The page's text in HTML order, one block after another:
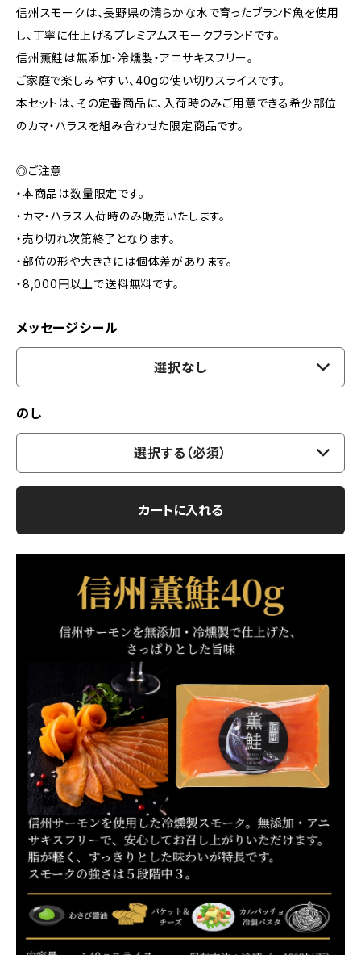
信州スモークは、長野県の清らかな水で育ったブランド魚を使用
し、丁寧に仕上げるプレミアムスモークブランドです。
信州薫鮭は無添加・冷燻製・アニサキスフリー。
ご家庭で楽しみやすい、40gの使い切りスライスです。
本セットは、その定番商品に、入荷時のみご用意できる希少部位
のカマ・ハラスを組み合わせた限定商品です。
◎ご注意
・本商品は数量限定です。
・カマ・ハラス入荷時のみ販売いたします。
・売り切れ次第終了となります。
・部位の形や大きさには個体差があります。
・8,000円以上で送料無料です。
メッセージシール
選択なし
のし
選択する（必須）
カートに入れる